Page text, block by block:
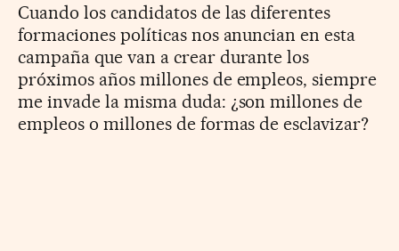
Cuando los candidatos de las diferentes
formaciones políticas nos anuncian en esta
campaña que van a crear durante los
próximos años millones de empleos, siempre
me invade la misma duda: ¿son millones de
empleos o millones de formas de esclavizar?